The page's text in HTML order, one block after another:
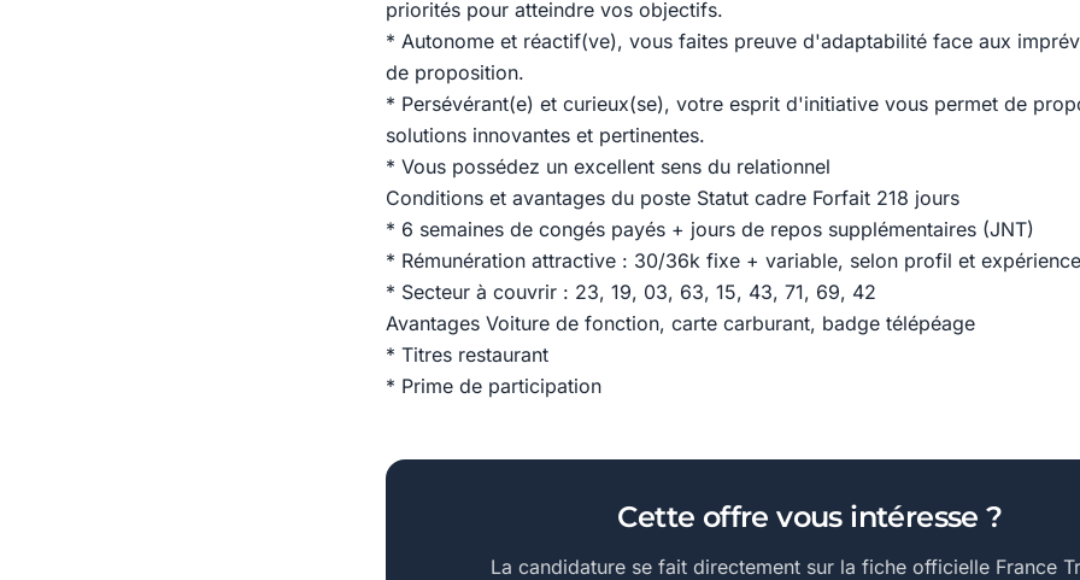
priorités pour atteindre vos objectifs.
* Autonome et réactif(ve), vous faites preuve d'adaptabilité face aux
de proposition.
* Persévérant(e) et curieux(se), votre esprit d'initiative vous permet de
solutions innovantes et pertinentes.
* Vous possédez un excellent sens du relationnel
Conditions et avantages du poste Statut cadre Forfait 218 jours
* 6 semaines de congés payés + jours de repos supplémentaires (JNT)
* Rémunération attractive : 30/36k fixe + variable, selon profil et expérience
* Secteur à couvrir : 23, 19, 03, 63, 15, 43, 71, 69, 42
Avantages Voiture de fonction, carte carburant, badge télépéage
* Titres restaurant
* Prime de participation
Cette offre vous intéresse ?
La candidature se fait directement sur la fiche officielle France